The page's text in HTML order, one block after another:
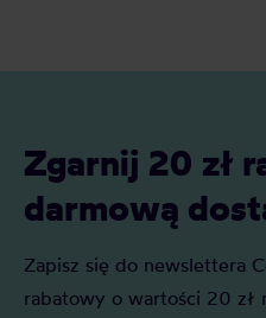
Zgarnij 20 zł
darmową
Zapisz się do newslettera
rabatowy o wartości 20 zł